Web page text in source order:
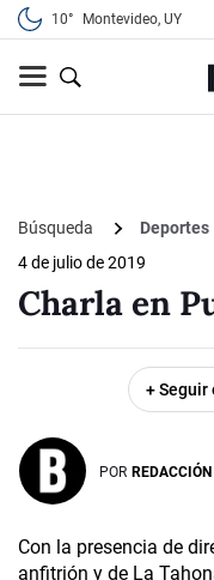
10° Montevideo, UY
Búsqueda
Deportes
4 de julio de 2019
Charla en
+ Seguir
POR
Con la presencia de
anfitrión y de La